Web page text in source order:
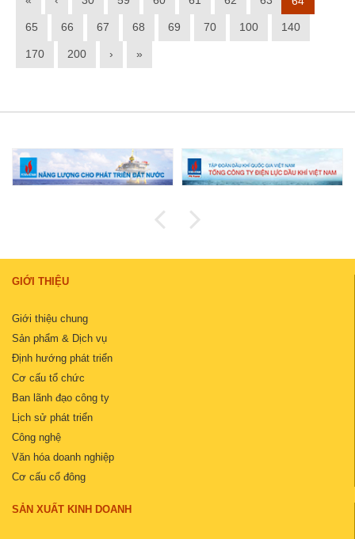
65 66 67 68 69 70 100 140
170 200 › »
GIỚI THIỆU
Giới thiệu chung
Sản phẩm & Dịch vụ
Định hướng phát triển
Cơ cấu tổ chức
Ban lãnh đạo công ty
Lịch sử phát triển
Công nghệ
Văn hóa doanh nghiệp
Cơ cấu cổ đông
SẢN XUẤT KINH DOANH